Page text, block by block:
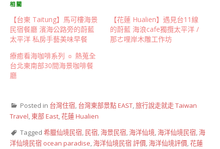
相關
【台東 Taitung】馬可樓海景
民宿餐廳 濱海公路旁的蔚藍
太平洋 私房手藝美味早餐
【花蓮 Hualien】遇見台11線
的蔚藍 海浪cafe獨攬太平洋 /
那ㄜ哩岸木雕工作坊
療癒看海咖啡系列 ☼ 熱蒐全
台北東南部30間海景咖啡餐
廳
Posted in 台灣住宿, 台灣東部景點 EAST,旅行說走就走 Taiwan
Travel, 東部 East,花蓮 Hualien
Tagged 希臘仙境民宿, 民宿,海景民宿,海洋仙境,海洋仙境民宿,海
洋仙境民宿 ocean paradise,海洋仙境民宿 評價,海洋仙境評價,花蓮